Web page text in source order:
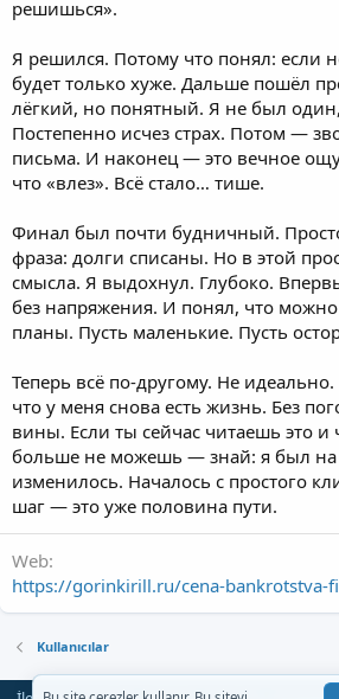
решишься».
Я решился. Потому что понял: если
будет только хуже. Дальше пошёл
лёгкий, но понятный. Я не был
Постепенно исчез страх. Потом —
письма. И наконец — это вечное
что «влез». Всё стало… тише.
Финал был почти будничный.
фраза: долги списаны. Но в этой
смысла. Я выдохнул. Глубоко.
без напряжения. И понял, что можно
планы. Пусть маленькие. Пусть
Теперь всё по-другому. Не
что у меня снова есть жизнь. Без
вины. Если ты сейчас читаешь это и
больше не можешь — знай: я был на
изменилось. Началось с простого
шаг — это уже половина пути.
Web
https://gorinkirill.ru/cena-bankrotstva-
Kullanıcılar